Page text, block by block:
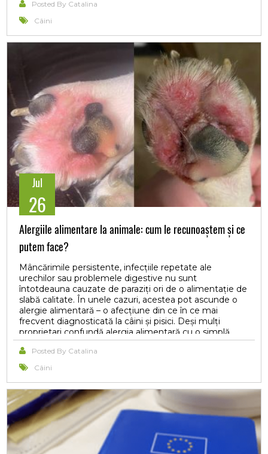
Posted By Catalina
Câini
Jul
26
Alergiile alimentare la animale: cum le recunoaștem și ce
putem face?
Mâncărimile persistente, infecțiile repetate ale
urechilor sau problemele digestive nu sunt
întotdeauna cauzate de paraziți ori de o alimentație de
slabă calitate. În unele cazuri, acestea pot ascunde o
alergie alimentară – o afecțiune din ce în ce mai
frecvent diagnosticată la câini și pisici. Deși mulți
proprietari confundă alergia alimentară cu o simplă
intoleranță digestivă, cele două afecțiuni sunt diferite și
necesită abordări distincte.
Posted By Catalina
Câini